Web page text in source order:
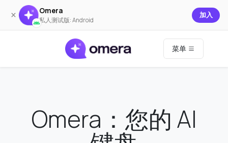
× Omera
私人测试版: Android
加入
菜单
Omera：您的 AI